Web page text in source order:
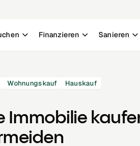
Finanzieren Sanieren
Wohnungskauf Hauskauf
Immobilie